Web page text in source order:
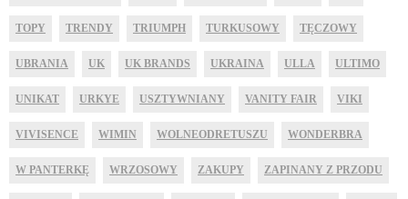
TOPY TRENDY TRIUMPH TURKUSOWY TĘCZOWY
UBRANIA UK UK BRANDS UKRAINA ULLA ULTIMO
UNIKAT URKYE USZTYWNIANY VANITY FAIR VIKI
VIVISENCE WIMIN WOLNEODRETUSZU WONDERBRA
W PANTERKĘ WRZOSOWY ZAKUPY ZAPINANY Z PRZODU